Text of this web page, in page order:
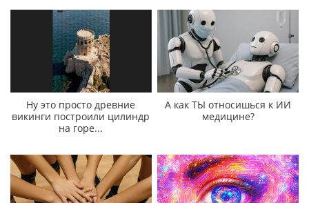
Ну это просто древние
викинги построили цилиндр
на горе...
А как ТЫ относишься к ИИ
медицине?